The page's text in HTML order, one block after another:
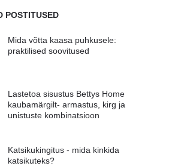
POSTITUSED
Mida võtta kaasa puhkusele:
praktilised soovitused
Lastetoa sisustus Bettys Home
kaubamärgilt- armastus, kirg ja
unistuste kombinatsioon
Katsikukingitus - mida kinkida
katsikuteks?